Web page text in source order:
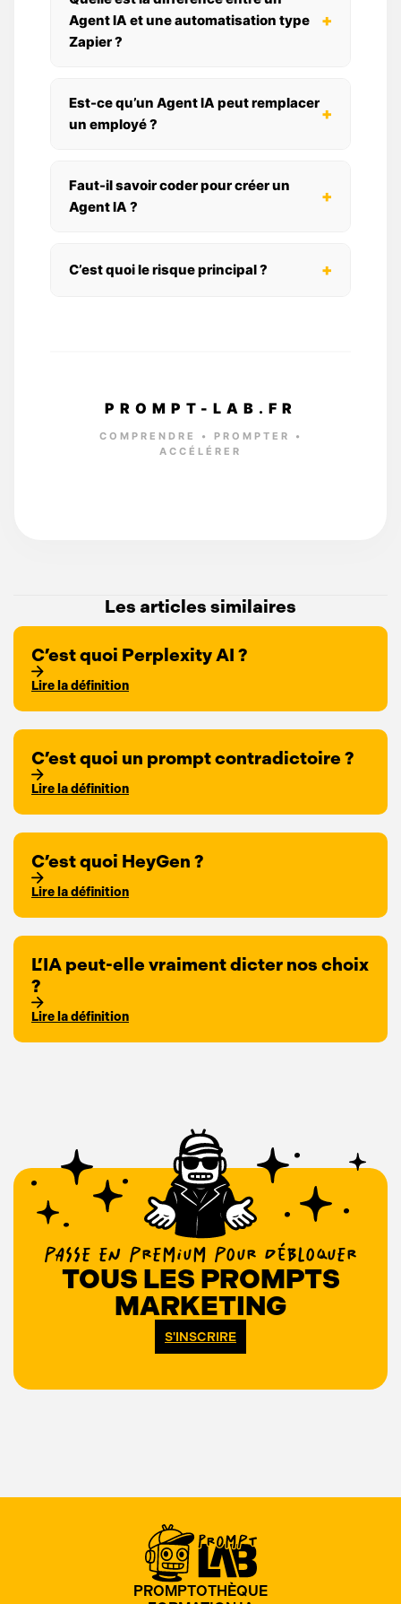
Agent IA et une automatisation type
Zapier ?
+
Est-ce qu’un Agent IA peut remplacer
un employé ?
+
Faut-il savoir coder pour créer un
Agent IA ?
+
C’est quoi le risque principal ? +
PROMPT-LAB.FR
COMPRENDRE • PROMPTER •
ACCÉLÉRER
Les articles similaires
C’est quoi Perplexity AI ?
Lire la définition
C’est quoi un prompt contradictoire ?
Lire la définition
C’est quoi HeyGen ?
Lire la définition
L’IA peut-elle vraiment dicter nos choix
?
Lire la définition
PASSE EN PREMIUM POUR DÉBLOQUER
TOUS LES PROMPTS
MARKETING
S'INSCRIRE
PROMPTOTHÈQUE